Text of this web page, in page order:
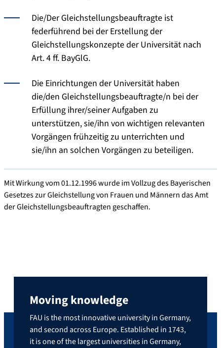
Die/Der Gleichstellungsbeauftragte ist
federführend bei der Erstellung der
Gleichstellungskonzepte der Universität nach
Art. 4 ff. BayGlG.
Die Einrichtungen der Universität haben
die/den Gleichstellungsbeauftragte/n bei der
Erfüllung ihrer/seiner Aufgaben zu
unterstützen, sie/ihn von wichtigen relevanten
Vorgängen frühzeitig zu unterrichten und
sie/ihn an solchen Vorgängen zu beteiligen.
Mit Wirkung vom 01.12.1996 wurde im Vollzug des Bayerischen
Gesetzes zur Gleichstellung von Frauen und Männern das Amt
der Gleichstellungsbeauftragten geschaffen.
Moving knowledge
FAU is the most innovative university in Germany,
and second across Europe. Established in 1743,
it is one of the largest universities in Germany,